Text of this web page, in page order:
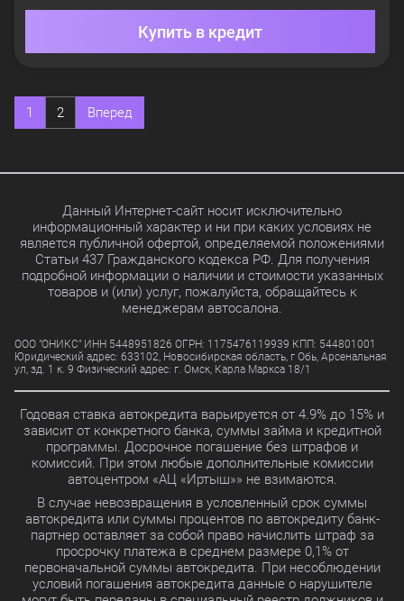
Купить в кредит
1 2 Вперед
Данный Интернет-сайт носит исключительно
информационный характер и ни при каких условиях не
является публичной офертой, определяемой положениями
Статьи 437 Гражданского кодекса РФ. Для получения
подробной информации о наличии и стоимости указанных
товаров и (или) услуг, пожалуйста, обращайтесь к
менеджерам автосалона.
ООО "ОНИКС" ИНН 5448951826 ОГРН: 1175476119939 КПП: 544801001
Юридический адрес: 633102, Новосибирская область, г Обь, Арсенальная
ул, зд. 1 к. 9 Физический адрес: г. Омск, Карла Маркса 18/1
Годовая ставка автокредита варьируется от 4.9% до 15% и
зависит от конкретного банка, суммы займа и кредитной
программы. Досрочное погашение без штрафов и
комиссий. При этом любые дополнительные комиссии
автоцентром «АЦ «Иртыш»» не взимаются.
В случае невозвращения в условленный срок суммы
автокредита или суммы процентов по автокредиту банк-
партнер оставляет за собой право начислить штраф за
просрочку платежа в среднем размере 0,1% от
первоначальной суммы автокредита. При несоблюдении
условий погашения автокредита данные о нарушителе